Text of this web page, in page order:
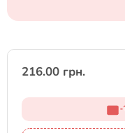
216.00 грн.
-